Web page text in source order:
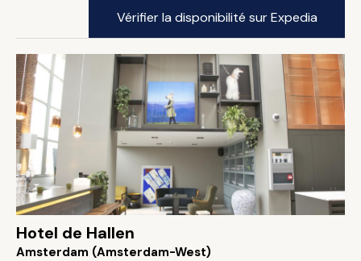
Vérifier la disponibilité sur Expedia
Hotel de Hallen
Amsterdam (Amsterdam-West)